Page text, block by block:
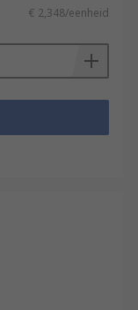
€ 2,348/eenheid